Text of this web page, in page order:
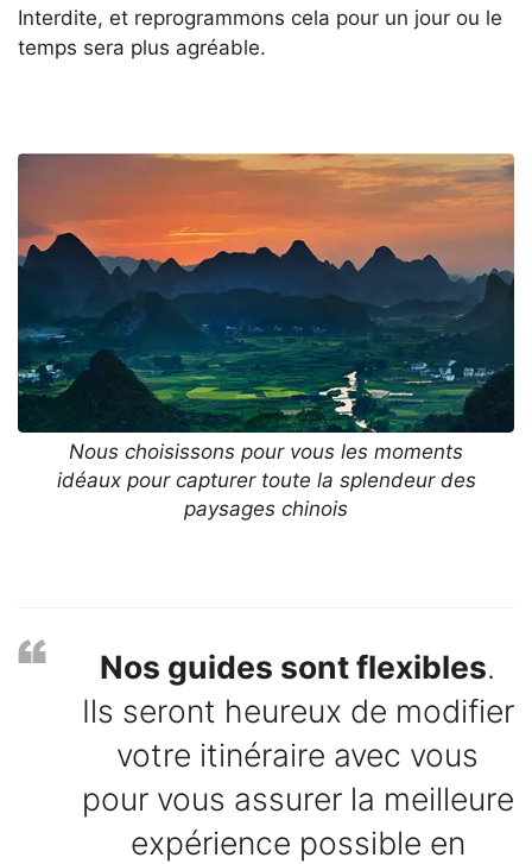
Interdite, et reprogrammons cela pour un jour ou le
temps sera plus agréable.
Nous choisissons pour vous les moments
idéaux pour capturer toute la splendeur des
paysages chinois
Nos guides sont flexibles.
Ils seront heureux de modifier
votre itinéraire avec vous
pour vous assurer la meilleure
expérience possible en